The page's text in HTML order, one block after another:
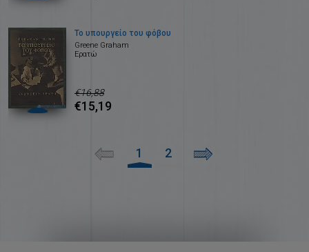
Το υπουργείο του φόβου
Greene Graham
Ερατώ
€16,88
€15,19
1 2